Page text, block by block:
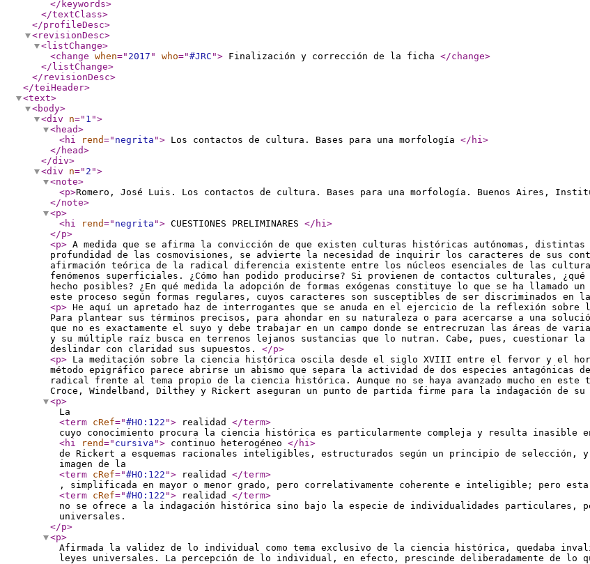
</keywords>
</textClass>
</profileDesc>
<revisionDesc>
<listChange>
<change when=" 2017 " who="#JRC "> Finalización y corrección de la ficha </change>
</listChange>
</revisionDesc>
</teiHeader>
<text>
<body>
<div
n=" 1 ">
<head>
<hi
rend=" negrita "> Los contactos de cultura. Bases para una morfología </hi>
</head>
</div>
<div
n=" 2 ">
<note>
<p>Romero, José Luis. Los contactos de cultura. Bases para una morfología. Buenos Aires,
</note>
<p>
<hi
rend=" negrita "> CUESTIONES PRELIMINARES </hi>
</p>
<p> A medida que se afirma la convicción de que existen culturas históricas autónomas,
profundidad de las cosmovisiones, se advierte la necesidad de inquirir los caracteres de sus
afirmación teórica de la radical diferencia existente entre los núcleos esenciales de las
fenómenos superficiales. ¿Cómo han podido producirse? Si provienen de contactos culturales,
hecho posibles? ¿En qué medida la adopción de formas exógenas constituye lo que se ha
este proceso según formas regulares, cuyos caracteres son susceptibles de ser discriminados en
<p> He aquí un apretado haz de interrogantes que se anuda en el ejercicio de la reflexión
Para plantear sus términos precisos, para ahondar en su naturaleza o para acercarse a una
que no es exactamente el suyo y debe trabajar en un campo donde se entrecruzan las áreas de
y su múltiple raíz busca en terrenos lejanos sustancias que lo nutran. Cabe, pues, cuestionar
deslindar con claridad sus supuestos. </p>
<p> La meditación sobre la ciencia histórica oscila desde el siglo XVIII entre el fervor y el
método epigráfico parece abrirse un abismo que separa la actividad de dos especies antagónicas
radical frente al tema propio de la ciencia histórica. Aunque no se haya avanzado mucho en este
Croce, Windelband, Dilthey y Rickert aseguran un punto de partida firme para la indagación de su
<p>
La
<term cRef="#HO:122 "> realidad </term>
cuyo conocimiento procura la ciencia histórica es particularmente compleja y resulta inasible
<hi
rend=" cursiva "> continuo heterogéneo </hi>
de Rickert a esquemas racionales inteligibles, estructurados según un principio de selección,
imagen de la
<term cRef="#HO:122 "> realidad </term>
, simplificada en mayor o menor grado, pero correlativamente coherente e inteligible; pero esta
<term cRef="#HO:122 "> realidad </term>
no se ofrece a la indagación histórica sino bajo la especie de individualidades particulares,
universales.
</p>
<p>
Afirmada la validez de lo individual como tema exclusivo de la ciencia histórica, quedaba
leyes universales. La percepción de lo individual, en efecto, prescinde deliberadamente de